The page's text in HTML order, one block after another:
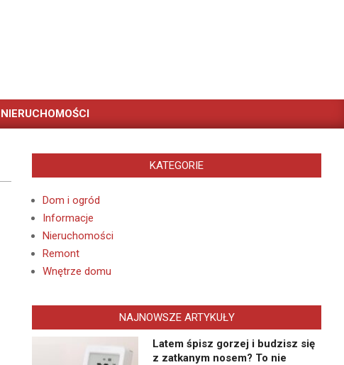
NIERUCHOMOŚCI
KATEGORIE
Dom i ogród
Informacje
Nieruchomości
Remont
Wnętrze domu
NAJNOWSZE ARTYKUŁY
Latem śpisz gorzej i budzisz się
z zatkanym nosem? To nie